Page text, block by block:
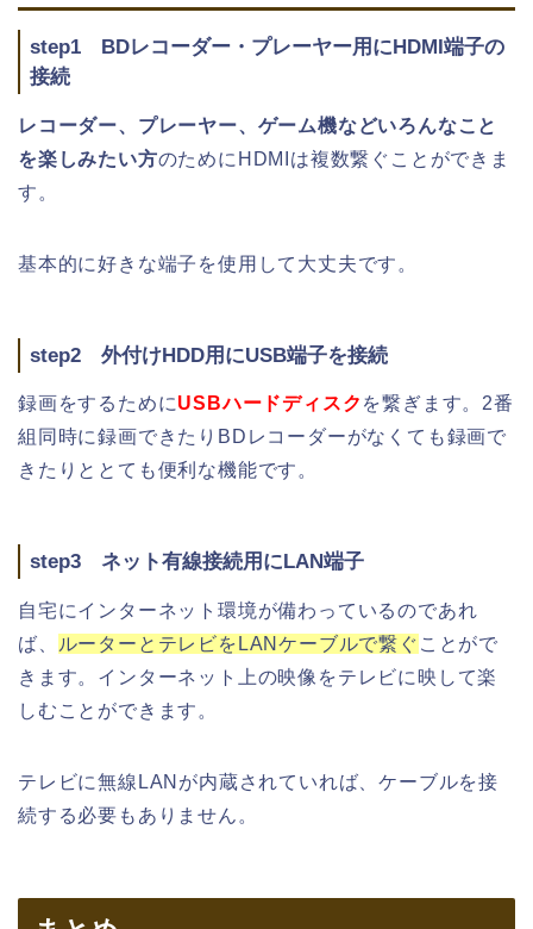
step1 BDレコーダー・プレーヤー用にHDMI端子の
接続
レコーダー、プレーヤー、ゲーム機などいろんなこと
を楽しみたい方のためにHDMIは複数繋ぐことができま
す。
基本的に好きな端子を使用して大丈夫です。
step2 外付けHDD用にUSB端子を接続
録画をするためにUSBハードディスク を繋ぎます。2番
組同時に録画できたりBDレコーダーがなくても録画で
きたりととても便利な機能です。
step3 ネット有線接続用にLAN端子
自宅にインターネット環境が備わっているのであれ
ば、
ルーターとテレビをLANケーブルで繋ぐ ことがで
きます。インターネット上の映像をテレビに映して楽
しむことができます。
テレビに無線LANが内蔵されていれば、ケーブルを接
続する必要もありません。